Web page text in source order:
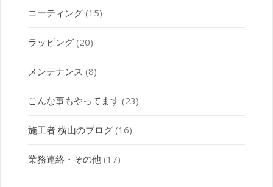
コーティング(15)
ラッピング(20)
メンテナンス (8)
こんな事もやってます (23)
施工者 横山のブログ(16)
業務連絡・その他(17)